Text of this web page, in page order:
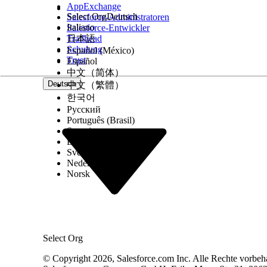
    all_additional_locales: False
variables:
    EndUserId: linked string
source:
description: "This variable may also
        visibility: "External"
    RoutableId: linked string
        source: @MessagingSession.Id
description: "This variable may also
        visibility: "External"
    ContactId: linked string
        source: @MessagingEndUser.ContactId
description: "This variable may also
        visibility: "External"
    EndUserLanguage: linked string
source:
description: "This variable may also
        visibility: "External"
    currentAppName: mutable string
description: "Salesforce Application
    currentPageType: mutable string
        visibility: "External"
AppExchange
Salesforce-Administratoren
Salesforce-Entwickler
Trailhead
Schulung
Trust
Deutsch
Select Org
Select OrgDeutsch
Italiano
日本語
Español (México)
Español
中文（简体）
中文（繁體）
한국어
Русский
Português (Brasil)
Suomi
Dansk
Svenska
Nederlands
Norsk
© Copyright 2026, Salesforce.com Inc. Alle Rechte